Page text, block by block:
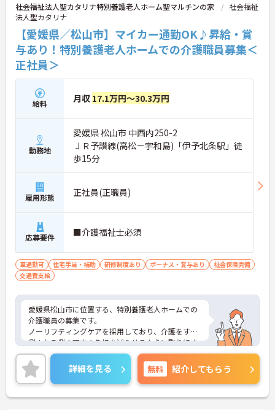
社会福祉法人聖カタリナ特別養護老人ホーム聖マルチンの家
社会福祉
法人聖カタリナ
【愛媛県／松山市】マイカー通勤OK♪昇給・賞
与あり！特別養護老人ホームでの介護職員募集＜
正社員＞
給料 月収 17.1万円～30.3万円
勤務地
愛媛県 松山市 中西内250-2
ＪＲ予讃線(高松－宇和島)「伊予北条駅」徒
歩15分
雇用形態 正社員(正職員)
応募要件 ■介護福祉士必須
車通勤可 住宅手当・補助 研修制度あり ボーナス・賞与あり
社会保険完備
交通費支給
愛媛県松山市に位置する、特別養護老人ホームでの
介護職員の募集です。
ノーリフティングケアを採用しており、介護をする
側される側の双方の負担を減らせるように取り組ま
れている環境で、頑張りがしっかり認められる、や
りがいのあるお仕事ができます。
またマイカー通勤ができて、無料駐車場もあるので
通勤がらくらくできます。
ご興味のある方は、面接ポイントをお伝えしますの
詳細を見る 無料 紹介してもらう